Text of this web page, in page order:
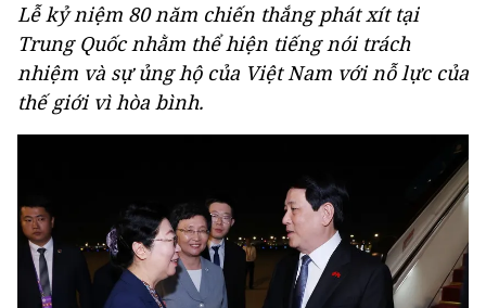
Lễ kỷ niệm 80 năm chiến thắng phát xít tại
Trung Quốc nhằm thể hiện tiếng nói trách
nhiệm và sự ủng hộ của Việt Nam với nỗ lực của
thế giới vì hòa bình.